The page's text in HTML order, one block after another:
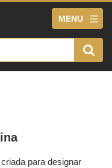
MENU
para designar